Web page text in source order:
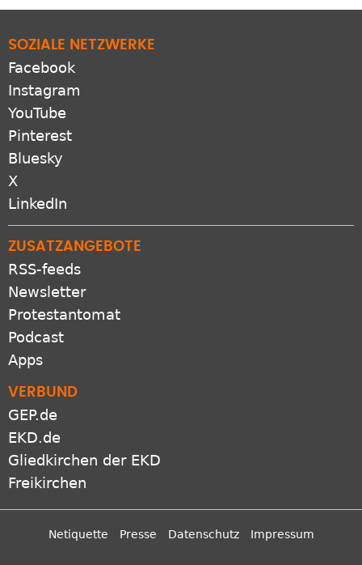
SOZIALE NETZWERKE
Facebook
Instagram
YouTube
Pinterest
Bluesky
X
LinkedIn
ZUSATZANGEBOTE
RSS-feeds
Newsletter
Protestantomat
Podcast
Apps
VERBUND
GEP.de
EKD.de
Gliedkirchen der EKD
Freikirchen
Netiquette Presse Datenschutz Impressum